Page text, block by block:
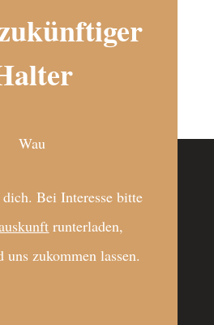
Wau
Bei Interesse bitte
runterladen,
uns zukommen lassen.